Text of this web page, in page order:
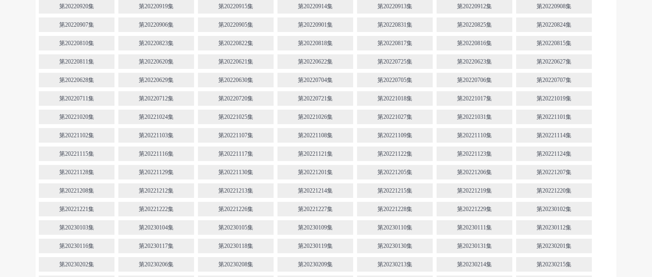
第20220920集 第20220919集 第20220915集 第20220914集 第20220913集 第20220912集 第20220908集
第20220907集 第20220906集 第20220905集 第20220901集 第20220831集 第20220825集 第20220824集
第20220810集 第20220823集 第20220822集 第20220818集 第20220817集 第20220816集 第20220815集
第20220811集 第20220620集 第20220621集 第20220622集 第20220725集 第20220623集 第20220627集
第20220628集 第20220629集 第20220630集 第20220704集 第20220705集 第20220706集 第20220707集
第20220711集 第20220712集 第20220720集 第20220721集 第20221018集 第20221017集 第20221019集
第20221020集 第20221024集 第20221025集 第20221026集 第20221027集 第20221031集 第20221101集
第20221102集 第20221103集 第20221107集 第20221108集 第20221109集 第20221110集 第20221114集
第20221115集 第20221116集 第20221117集 第20221121集 第20221122集 第20221123集 第20221124集
第20221128集 第20221129集 第20221130集 第20221201集 第20221205集 第20221206集 第20221207集
第20221208集 第20221212集 第20221213集 第20221214集 第20221215集 第20221219集 第20221220集
第20221221集 第20221222集 第20221226集 第20221227集 第20221228集 第20221229集 第20230102集
第20230103集 第20230104集 第20230105集 第20230109集 第20230110集 第20230111集 第20230112集
第20230116集 第20230117集 第20230118集 第20230119集 第20230130集 第20230131集 第20230201集
第20230202集 第20230206集 第20230208集 第20230209集 第20230213集 第20230214集 第20230215集